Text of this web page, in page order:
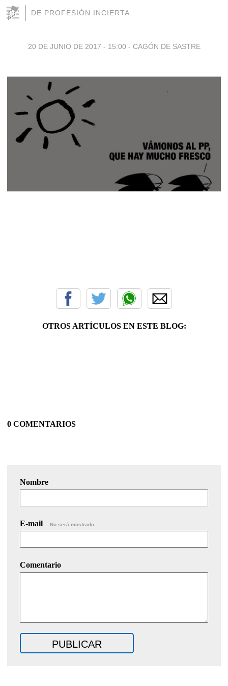
DE PROFESIÓN INCIERTA
20 DE JUNIO DE 2017 - 15:00 - CAGÓN DE SASTRE
OTROS ARTÍCULOS EN ESTE BLOG:
0 COMENTARIOS
Nombre
E-mail No será mostrado.
Comentario